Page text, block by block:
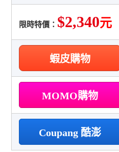
限時特價： $2,340元
蝦皮購物
MOMO購物
Coupang 酷澎